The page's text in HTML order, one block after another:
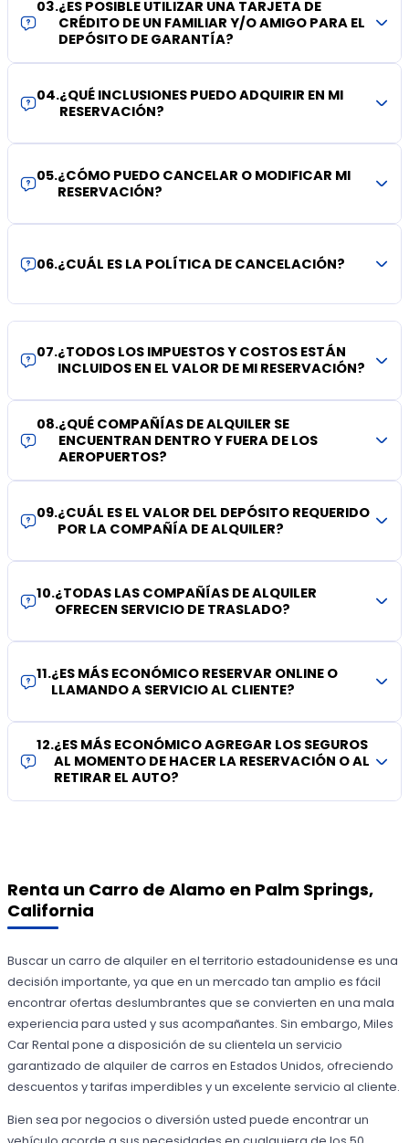
03.¿ES POSIBLE UTILIZAR UNA TARJETA DE
CRÉDITO DE UN FAMILIAR Y/O AMIGO PARA EL
DEPÓSITO DE GARANTÍA?
04.¿QUÉ INCLUSIONES PUEDO ADQUIRIR EN MI
RESERVACIÓN?
05.¿CÓMO PUEDO CANCELAR O MODIFICAR MI
RESERVACIÓN?
06.¿CUÁL ES LA POLÍTICA DE CANCELACIÓN?
07.¿TODOS LOS IMPUESTOS Y COSTOS ESTÁN
INCLUIDOS EN EL VALOR DE MI RESERVACIÓN?
08.¿QUÉ COMPAÑÍAS DE ALQUILER SE
ENCUENTRAN DENTRO Y FUERA DE LOS
AEROPUERTOS?
09.¿CUÁL ES EL VALOR DEL DEPÓSITO REQUERIDO
POR LA COMPAÑÍA DE ALQUILER?
10.¿TODAS LAS COMPAÑÍAS DE ALQUILER
OFRECEN SERVICIO DE TRASLADO?
11.¿ES MÁS ECONÓMICO RESERVAR ONLINE O
LLAMANDO A SERVICIO AL CLIENTE?
12.¿ES MÁS ECONÓMICO AGREGAR LOS SEGUROS
AL MOMENTO DE HACER LA RESERVACIÓN O AL
RETIRAR EL AUTO?
Renta un Carro de Alamo en Palm Springs,
California
Buscar un carro de alquiler en el territorio estadounidense es una
decisión importante, ya que en un mercado tan amplio es fácil
encontrar ofertas deslumbrantes que se convierten en una mala
experiencia para usted y sus acompañantes. Sin embargo, Miles
Car Rental pone a disposición de su clientela un servicio
garantizado de alquiler de carros en Estados Unidos, ofreciendo
descuentos y tarifas imperdibles y un excelente servicio al cliente.
Bien sea por negocios o diversión usted puede encontrar un